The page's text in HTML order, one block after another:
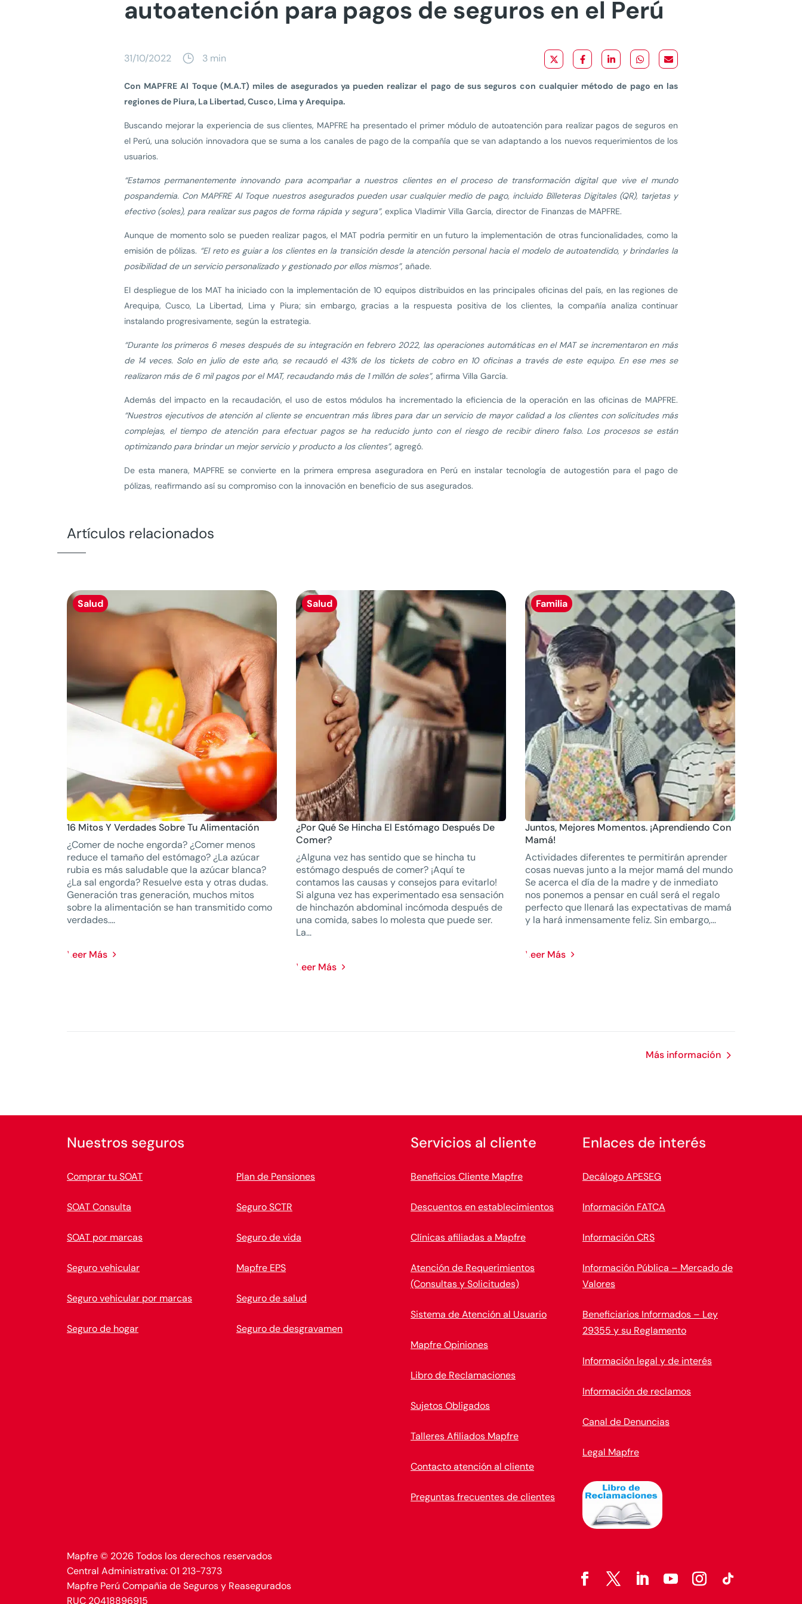
autoatención para pagos de seguros en el Perú
31/10/2022 3 min
Con MAPFRE Al Toque (M.A.T) miles de asegurados ya pueden realizar el pago de sus seguros con cualquier método de pago en las
regiones de Piura, La Libertad, Cusco, Lima y Arequipa.
Buscando mejorar la experiencia de sus clientes, MAPFRE ha presentado el primer módulo de autoatención para realizar pagos de seguros en
el Perú, una solución innovadora que se suma a los canales de pago de la compañía que se van adaptando a los nuevos requerimientos de los
usuarios.
“Estamos permanentemente innovando para acompañar a nuestros clientes en el proceso de transformación digital que vive el mundo
pospandemia. Con MAPFRE Al Toque nuestros asegurados pueden usar cualquier medio de pago, incluido Billeteras Digitales (QR), tarjetas y
efectivo (soles), para realizar sus pagos de forma rápida y segura”, explica Vladimir Villa García, director de Finanzas de MAPFRE.
Aunque de momento solo se pueden realizar pagos, el MAT podría permitir en un futuro la implementación de otras funcionalidades, como la
emisión de pólizas. “El reto es guiar a los clientes en la transición desde la atención personal hacia el modelo de autoatendido, y brindarles la
posibilidad de un servicio personalizado y gestionado por ellos mismos”, añade.
El despliegue de los MAT ha iniciado con la implementación de 10 equipos distribuidos en las principales oficinas del país, en las regiones de
Arequipa, Cusco, La Libertad, Lima y Piura; sin embargo, gracias a la respuesta positiva de los clientes, la compañía analiza continuar
instalando progresivamente, según la estrategia.
“Durante los primeros 6 meses después de su integración en febrero 2022, las operaciones automáticas en el MAT se incrementaron en más
de 14 veces. Solo en julio de este año, se recaudó el 43% de los tickets de cobro en 10 oficinas a través de este equipo. En ese mes se
realizaron más de 6 mil pagos por el MAT, recaudando más de 1 millón de soles”, afirma Villa García.
Además del impacto en la recaudación, el uso de estos módulos ha incrementado la eficiencia de la operación en las oficinas de MAPFRE.
“Nuestros ejecutivos de atención al cliente se encuentran más libres para dar un servicio de mayor calidad a los clientes con solicitudes más
complejas, el tiempo de atención para efectuar pagos se ha reducido junto con el riesgo de recibir dinero falso. Los procesos se están
optimizando para brindar un mejor servicio y producto a los clientes”, agregó.
De esta manera, MAPFRE se convierte en la primera empresa aseguradora en Perú en instalar tecnología de autogestión para el pago de
pólizas, reafirmando así su compromiso con la innovación en beneficio de sus asegurados.
Artículos relacionados
Salud
16 Mitos Y Verdades Sobre Tu Alimentación
¿Comer de noche engorda? ¿Comer menos
reduce el tamaño del estómago? ¿La azúcar
rubia es más saludable que la azúcar blanca?
¿La sal engorda? Resuelve esta y otras dudas.
Generación tras generación, muchos mitos
sobre la alimentación se han transmitido como
verdades....
Leer Más
Salud
¿Por Qué Se Hincha El Estómago Después De
Comer?
¿Alguna vez has sentido que se hincha tu
estómago después de comer? ¡Aquí te
contamos las causas y consejos para evitarlo!
Si alguna vez has experimentado esa sensación
de hinchazón abdominal incómoda después de
una comida, sabes lo molesta que puede ser.
La...
Leer Más
Familia
Juntos, Mejores Momentos. ¡Aprendiendo Con
Mamá!
Actividades diferentes te permitirán aprender
cosas nuevas junto a la mejor mamá del mundo
Se acerca el día de la madre y de inmediato
nos ponemos a pensar en cuál será el regalo
perfecto que llenará las expectativas de mamá
y la hará inmensamente feliz. Sin embargo,...
Leer Más
Más información
Nuestros seguros
Comprar tu SOAT
SOAT Consulta
SOAT por marcas
Seguro vehicular
Seguro vehicular por marcas
Seguro de hogar
Plan de Pensiones
Seguro SCTR
Seguro de vida
Mapfre EPS
Seguro de salud
Seguro de desgravamen
Servicios al cliente
Beneficios Cliente Mapfre
Descuentos en establecimientos
Clínicas afiliadas a Mapfre
Atención de Requerimientos
(Consultas y Solicitudes)
Sistema de Atención al Usuario
Mapfre Opiniones
Libro de Reclamaciones
Sujetos Obligados
Talleres Afiliados Mapfre
Contacto atención al cliente
Preguntas frecuentes de clientes
Enlaces de interés
Decálogo APESEG
Información FATCA
Información CRS
Información Pública – Mercado de
Valores
Beneficiarios Informados – Ley
29355 y su Reglamento
Información legal y de interés
Información de reclamos
Canal de Denuncias
Legal Mapfre
Mapfre © 2026 Todos los derechos reservados
Central Administrativa: 01 213-7373
Mapfre Perú Compañia de Seguros y Reasegurados
RUC 20418896915